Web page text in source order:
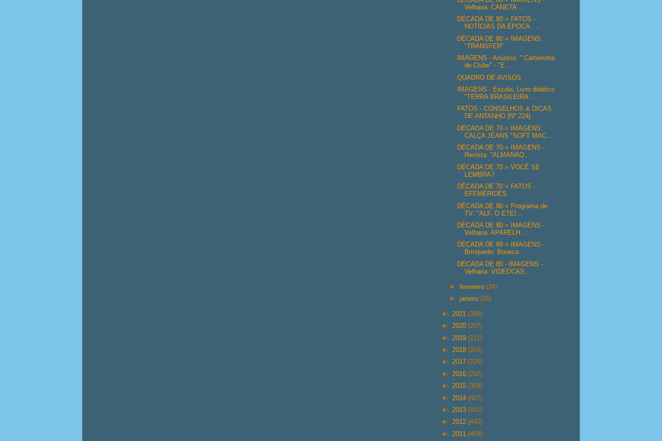
Velharia: CANETA ...
DÉCADA DE 80 = FATOS -
NOTÍCIAS DA ÉPOCA: ...
DÉCADA DE 80 = IMAGENS:
"TRANSFER"
IMAGENS - Anúncio: " Carteirinha
de Clube" - "E...
QUADRO DE AVISOS
IMAGENS - Escola: Livro didático
"TERRA BRASILEIRA...
FATOS - CONSELHOS & DICAS
DE ANTANHO (Nº 224)
DÉCADA DE 70 = IMAGENS:
CALÇA JEANS "SOFT MAC...
DÉCADA DE 70 = IMAGENS -
Revista: "ALMANAQ...
DÉCADA DE 70 = VOCÊ SE
LEMBRA?
DÉCADA DE 70 = FATOS -
EFEMÉRIDES
DÉCADA DE 80 = Programa de
TV: "ALF, O ETEI...
DÉCADA DE 80 = IMAGENS -
Velharia: APARELH...
DÉCADA DE 80 = IMAGENS -
Brinquedo: Boneca...
DÉCADA DE 80 - IMAGENS -
Velharia: VIDEOCAS...
►fevereiro(24)
►janeiro(26)
► 2021 (300)
► 2020 (207)
► 2019 (211)
► 2018 (204)
► 2017 (226)
► 2016 (297)
► 2015 (368)
► 2014 (427)
► 2013 (441)
► 2012 (440)
► 2011 (459)